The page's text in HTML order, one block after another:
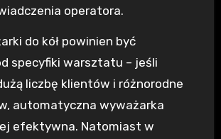
operatora.
do kół powinien być
specyfiki warsztatu – jeśli
liczbę klientów i różnorodne
automatyczna wyważarka
efektywna. Natomiast w